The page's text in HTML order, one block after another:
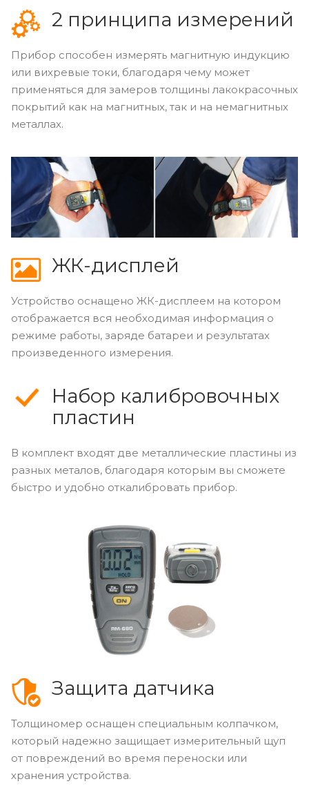
2 принципа измерений
Прибор способен измерять магнитную индукцию
или вихревые токи, благодаря чему может
применяться для замеров толщины лакокрасочных
покрытий как на магнитных, так и на немагнитных
металлах.
ЖК-дисплей
Устройство оснащено ЖК-дисплеем на котором
отображается вся необходимая информация о
режиме работы, заряде батареи и результатах
произведенного измерения.
Набор калибровочных
пластин
В комплект входят две металлические пластины из
разных металов, благодаря которым вы сможете
быстро и удобно откалибровать прибор.
Защита датчика
Толщиномер оснащен специальным колпачком,
который надежно защищает измерительный щуп
от повреждений во время переноски или
хранения устройства.